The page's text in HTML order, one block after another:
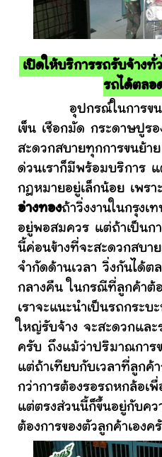
เปิดให้บริการรถรับจ้าง
รถได้ตลอ
อุปกรณ์ในการขนย้า
เข็น เชือกมัด กระดาษปูร
สะดวกสบายทุกการขนย้า
ด่วนเราก็มีพร้อมบริการ แ
กฎหมายอยู่เล็กน้อย เพรา
อ่างทองถ้าวิ่งงานในกรุงเ
อยู่พอสมควร แต่ถ้าเป็นก
นี้ค่อนข้างที่จะสะดวกสบา
จำกัดด้านเวลา วิ่งกันได้ต
กลางคืน ในกรณีที่ลูกค้าต้
เราจะแนะนำเป็นรถกระ
ใหญ่รับจ้าง จะสะดวกและ
ครับ ถึงแม้ว่าปริมาณการข
แต่ถ้าเทียบกับเวลาที่ลูกค้
กว่าการต้องรอรถหกล้อเ
แต่ตรงส่วนนี้ก็ขึ้นอยู่กับคว
ต้องการของตัวลูกค้าเองค